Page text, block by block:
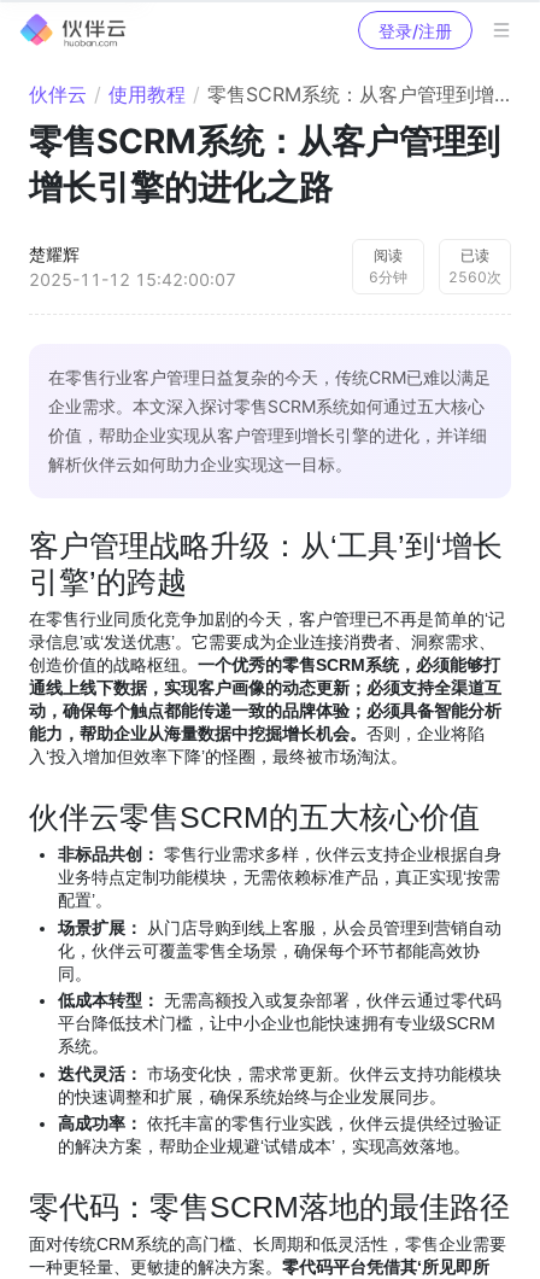
登录/注册
伙伴云 / 使用教程 / 零售SCRM系统：从客户管理到增长引擎的进化之路
零售SCRM系统：从客户管理到
增长引擎的进化之路
楚耀辉
2025-11-12 15:42:00:07
阅读
6分钟
已读
2560次
在零售行业客户管理日益复杂的今天，传统CRM已难以满足
企业需求。本文深入探讨零售SCRM系统如何通过五大核心
价值，帮助企业实现从客户管理到增长引擎的进化，并详细
解析伙伴云如何助力企业实现这一目标。
客户管理战略升级：从‘工具’到‘增长
引擎’的跨越
在零售行业同质化竞争加剧的今天，客户管理已不再是简单的‘记
录信息’或‘发送优惠’。它需要成为企业连接消费者、洞察需求、
创造价值的战略枢纽。 一个优秀的零售SCRM系统，必须能够打
通线上线下数据，实现客户画像的动态更新；必须支持全渠道互
动，确保每个触点都能传递一致的品牌体验；必须具备智能分析
能力，帮助企业从海量数据中挖掘增长机会。 否则，企业将陷
入‘投入增加但效率下降’的怪圈，最终被市场淘汰。
伙伴云零售SCRM的五大核心价值
非标品共创： 零售行业需求多样，伙伴云支持企业根据自身
业务特点定制功能模块，无需依赖标准产品，真正实现‘按需
配置’。
场景扩展：
从门店导购到线上客服，从会员管理到营销自动
化，伙伴云可覆盖零售全场景，确保每个环节都能高效协
同。
低成本转型： 无需高额投入或复杂部署，伙伴云通过零代码
平台降低技术门槛，让中小企业也能快速拥有专业级SCRM
系统。
迭代灵活： 市场变化快，需求常更新。伙伴云支持功能模块
的快速调整和扩展，确保系统始终与企业发展同步。
高成功率： 依托丰富的零售行业实践，伙伴云提供经过验证
的解决方案，帮助企业规避‘试错成本’，实现高效落地。
零代码：零售SCRM落地的最佳路径
面对传统CRM系统的高门槛、长周期和低灵活性，零售企业需要
一种更轻量、更敏捷的解决方案。 零代码平台凭借其‘所见即所